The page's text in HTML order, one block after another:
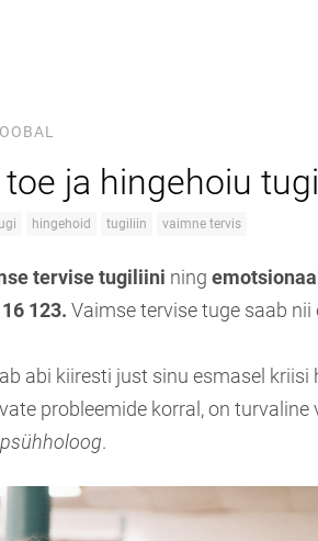
ja hingehoiu
hingehoid tugiliin vaimne tervis
tervise tugiliini ning
123. Vaimse tervise tuge saab nii
abi kiiresti just sinu esmasel kriisi
probleemide korral, on turvaline
psühholoog.